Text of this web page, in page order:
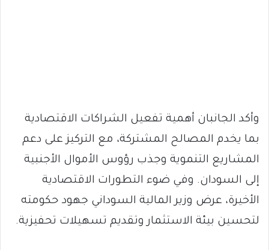
وأكد الجانبان أهمية تفعيل الشراكات الاقتصادية
بما يخدم المصالح المشتركة، مع التركيز على دعم
المشاريع التنموية وجذب رؤوس الأموال الأجنبية
إلى السودان. وفي ضوء التطورات الاقتصادية
الأخيرة، عرض وزير المالية السوداني جهود حكومته
لتحسين بيئة الاستثمار وتقديم تسهيلات تحفيزية.